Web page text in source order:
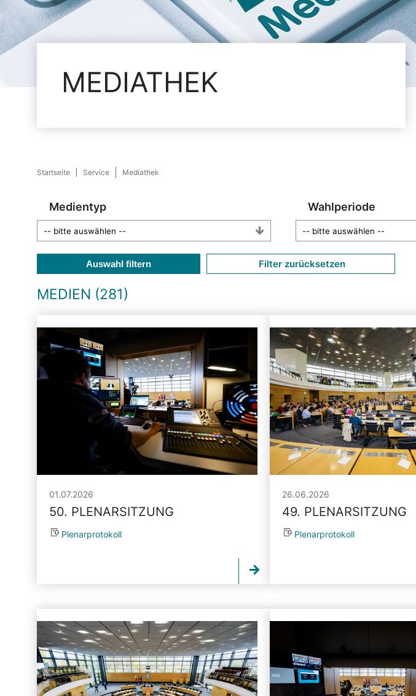
MEDIATHEK
Startseite Service Mediathek
Medientyp Wahlperiode
Auswahl filtern Filter zurücksetzen
MEDIEN (281)
01.07.2026
50. PLENARSITZUNG
Plenarprotokoll
26.06.2026
49. PLENARSITZUNG
Plenarprotokoll